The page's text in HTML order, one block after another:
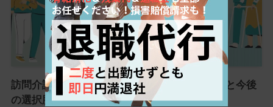
訪問介護(ヘルパー)を辞めたい！よくある理由と今後
の選択肢を徹底解説！